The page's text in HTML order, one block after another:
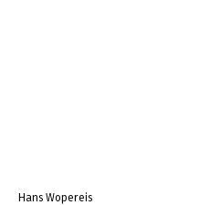
Hans Wopereis